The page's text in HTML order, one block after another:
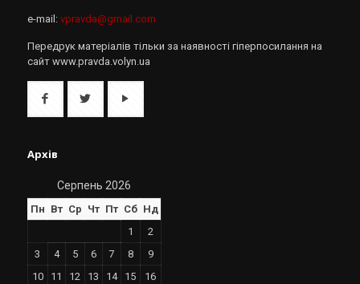
e-mail: vpravda@gmail.com
Передрук матеріалів тільки за наявності гіперпосилання на
сайт www.pravda.volyn.ua
Архів
Серпень 2026
Пн Вт Ср Чт Пт Сб Нд
1
2
3
4 5 6 7 8
9
10
11 12 13 14 15
16